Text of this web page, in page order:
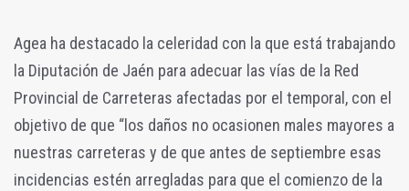
Agea ha destacado la celeridad con la que está trabajando
la Diputación de Jaén para adecuar las vías de la Red
Provincial de Carreteras afectadas por el temporal, con el
objetivo de que “los daños no ocasionen males mayores a
nuestras carreteras y de que antes de septiembre esas
incidencias estén arregladas para que el comienzo de la